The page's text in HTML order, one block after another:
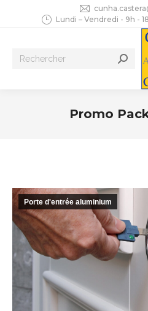
Lundi – Vendredi - 9h -
Recherche
Promo
Porte d'entrée aluminium